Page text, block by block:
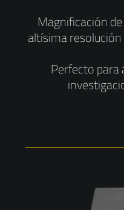
Magnificación
altísima
Perfecto para